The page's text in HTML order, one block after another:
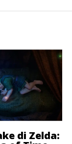
di Zelda: